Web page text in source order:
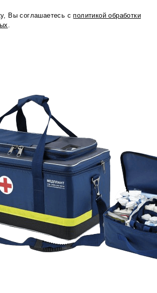
Вы соглашаетесь сполитикой обработки